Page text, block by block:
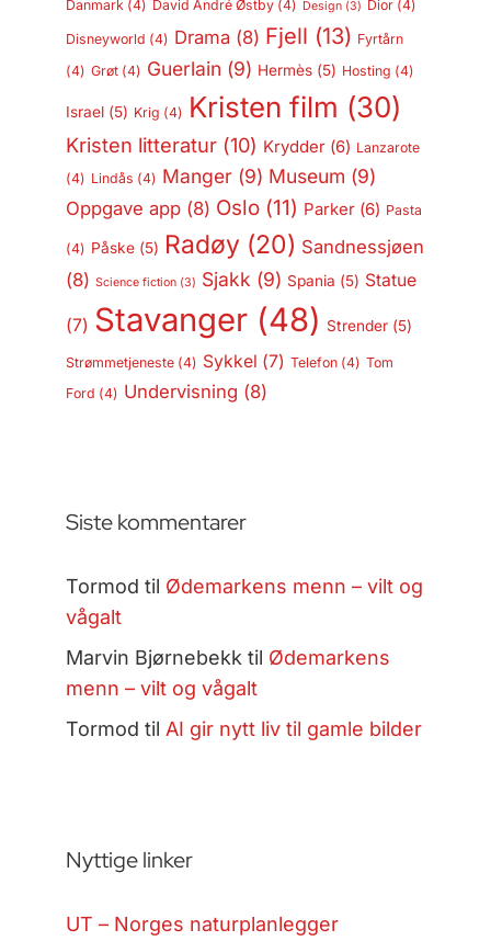
Danmark (4) David André Østby(4) Design(3) Dior(4)
Disneyworld (4) Drama (8) Fjell (13) Fyrtårn
(4) Grøt(4) Guerlain (9) Hermès(5) Hosting (4)
Israel(5) Krig (4) Kristen film (30)
Kristen litteratur(10) Krydder(6) Lanzarote
(4) Lindås (4) Manger(9) Museum (9)
Oppgave app(8) Oslo(11) Parker(6) Pasta
(4) Påske(5) Radøy(20) Sandnessjøen
(8) Science fiction(3) Sjakk (9) Spania (5) Statue
(7) Stavanger(48) Strender(5)
Strømmetjeneste(4) Sykkel (7) Telefon(4) Tom
Ford (4) Undervisning (8)
Siste kommentarer
Tormod til Ødemarkens menn – vilt og
vågalt
Marvin Bjørnebekk til Ødemarkens
menn – vilt og vågalt
Tormod til AI gir nytt liv til gamle bilder
Nyttige linker
UT – Norges naturplanlegger